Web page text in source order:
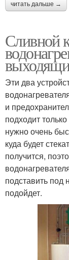
частном
читать дальше →
Сливной
Эти два
и
подходит
нужно очень
куда будет
получится,
подставить под
подойдет.